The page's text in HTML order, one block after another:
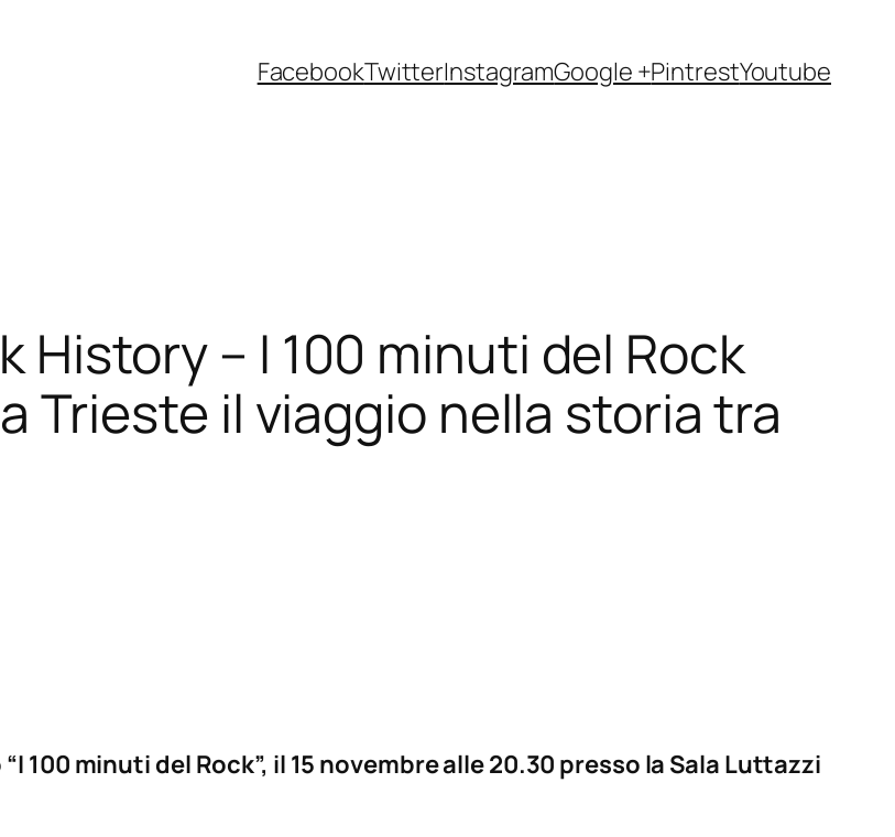
FacebookTwitterInstagramGoogle +PintrestYoutube
History – I 100 minuti del Rock
Trieste il viaggio nella storia tra
minuti del Rock”, il 15 novembre alle 20.30 presso la Sala Luttazzi